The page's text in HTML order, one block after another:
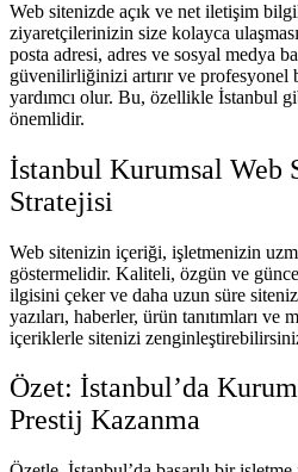
Web sitenizde açık ve net iletişim
ziyaretçilerinizin size kolayca
posta adresi, adres ve sosyal medya
güvenilirliğinizi artırır ve profesyonel
yardımcı olur. Bu, özellikle İstanbul
önemlidir.
İstanbul Kurumsal Web
Stratejisi
Web sitenizin içeriği, işletmenizin
göstermelidir. Kaliteli, özgün ve
ilgisini çeker ve daha uzun süre
yazıları, haberler, ürün tanıtımları ve
içeriklerle sitenizi
Özet: İstanbul’da
Prestij Kazanma